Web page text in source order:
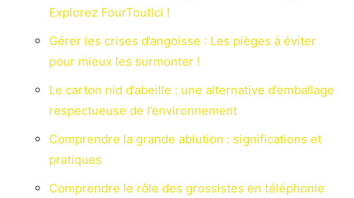
Explorez FourToutIci !
Gérer les crises d’angoisse : Les pièges à éviter
pour mieux les surmonter !
Le carton nid d’abeille : une alternative d’emballage
respectueuse de l’environnement
Comprendre la grande ablution : significations et
pratiques
Comprendre le rôle des grossistes en téléphonie